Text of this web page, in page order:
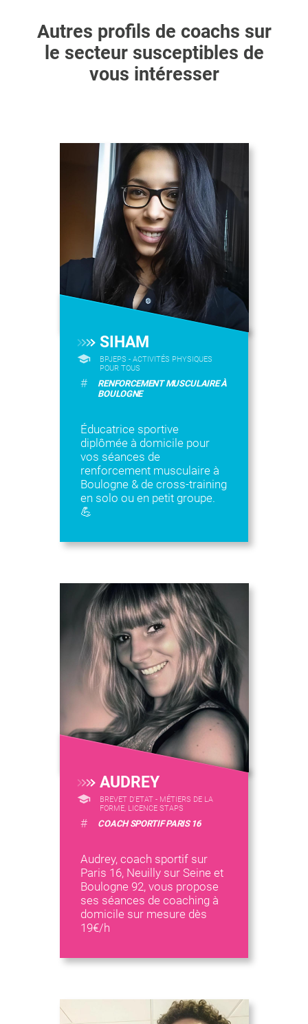
Autres profils de coachs sur
le secteur susceptibles de
vous intéresser
SIHAM
BPJEPS - ACTIVITÉS PHYSIQUES
POUR TOUS
#
RENFORCEMENT MUSCULAIRE À
BOULOGNE
Éducatrice sportive
diplômée à domicile pour
vos séances de
renforcement musculaire à
Boulogne & de cross-training
en solo ou en petit groupe.
💪
AUDREY
BREVET D'ETAT - MÉTIERS DE LA
FORME, LICENCE STAPS
# COACH SPORTIF PARIS 16
Audrey, coach sportif sur
Paris 16, Neuilly sur Seine et
Boulogne 92, vous propose
ses séances de coaching à
domicile sur mesure dès
19€/h